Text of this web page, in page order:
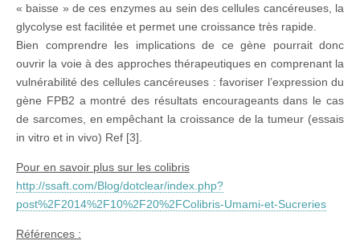
« baisse » de ces enzymes au sein des cellules cancéreuses, la
glycolyse est facilitée et permet une croissance très rapide.
Bien comprendre les implications de ce gène pourrait donc
ouvrir la voie à des approches thérapeutiques en comprenant la
vulnérabilité des cellules cancéreuses : favoriser l’expression du
gène FPB2 a montré des résultats encourageants dans le cas
de sarcomes, en empêchant la croissance de la tumeur (essais
in vitro et in vivo) Ref [3].
Pour en savoir plus sur les colibris
http://ssaft.com/Blog/dotclear/index.php?
post%2F2014%2F10%2F20%2FColibris-Umami-et-Sucreries
Références :